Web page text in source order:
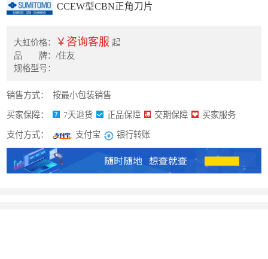
CCEW型CBN正角刀片
大虹价格： ￥咨询客服 起
品 牌：/住友
规格型号：
销售方式： 按最小包装销售
买家保障： 7天退货 正品保障 交期保障 买家服务
支付方式： 支付宝 银行转账